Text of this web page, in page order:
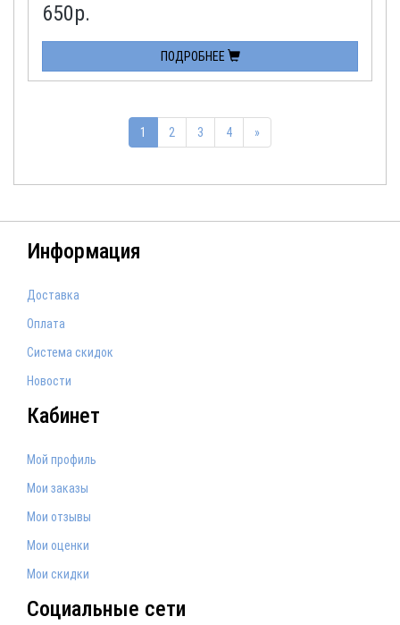
650р.
ПОДРОБНЕЕ
1 2 3 4 »
Информация
Доставка
Оплата
Система скидок
Новости
Кабинет
Мой профиль
Мои заказы
Мои отзывы
Мои оценки
Мои скидки
Социальные сети